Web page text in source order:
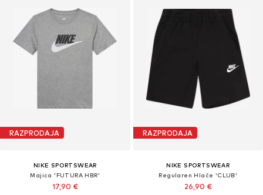
RAZPRODAJA
NIKE SPORTSWEAR
Majica 'FUTURA HBR'
17,90 €
RAZPRODAJA
NIKE SPORTSWEAR
Regularen Hlače 'CLUB'
26,90 €